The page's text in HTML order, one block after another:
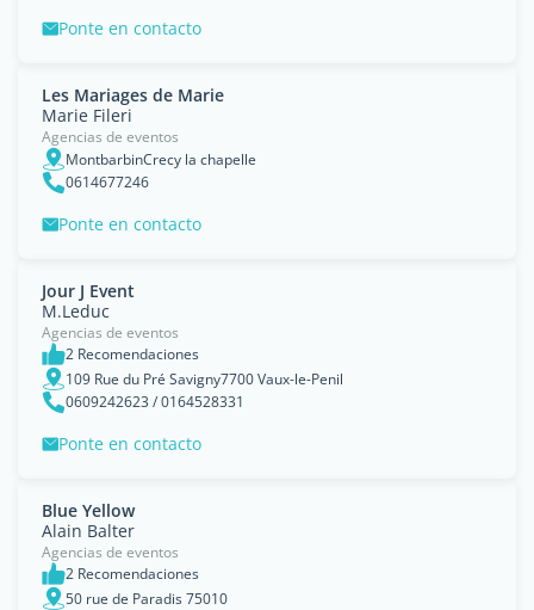
Ponte en contacto
Les Mariages de Marie
Marie Fileri
Agencias de eventos
MontbarbinCrecy la chapelle
0614677246
Ponte en contacto
Jour J Event
M.Leduc
Agencias de eventos
2 Recomendaciones
109 Rue du Pré Savigny7700 Vaux-le-Penil
0609242623 / 0164528331
Ponte en contacto
Blue Yellow
Alain Balter
Agencias de eventos
2 Recomendaciones
50 rue de Paradis 75010